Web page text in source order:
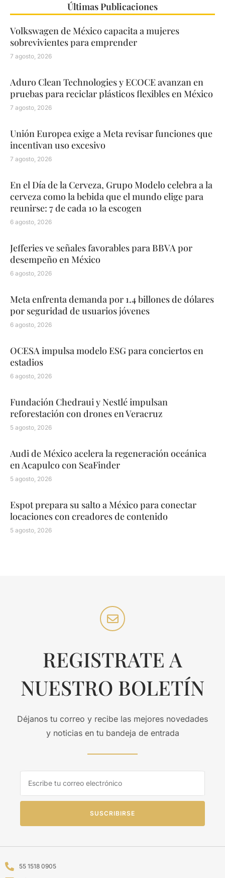
Últimas Publicaciones
Volkswagen de México capacita a mujeres
sobrevivientes para emprender
7 agosto, 2026
Aduro Clean Technologies y ECOCE avanzan en
pruebas para reciclar plásticos flexibles en México
7 agosto, 2026
Unión Europea exige a Meta revisar funciones que
incentivan uso excesivo
7 agosto, 2026
En el Día de la Cerveza, Grupo Modelo celebra a la
cerveza como la bebida que el mundo elige para
reunirse: 7 de cada 10 la escogen
6 agosto, 2026
Jefferies ve señales favorables para BBVA por
desempeño en México
6 agosto, 2026
Meta enfrenta demanda por 1.4 billones de dólares
por seguridad de usuarios jóvenes
6 agosto, 2026
OCESA impulsa modelo ESG para conciertos en
estadios
6 agosto, 2026
Fundación Chedraui y Nestlé impulsan
reforestación con drones en Veracruz
5 agosto, 2026
Audi de México acelera la regeneración oceánica
en Acapulco con SeaFinder
5 agosto, 2026
Espot prepara su salto a México para conectar
locaciones con creadores de contenido
5 agosto, 2026
REGISTRATE A
NUESTRO BOLETÍN
Déjanos tu correo y recibe las mejores novedades
y noticias en tu bandeja de entrada
SUSCRIBIRSE
55 1518 0905